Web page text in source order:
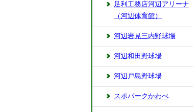
足利工務店河辺アリーナ
（河辺体育館）
河辺岩見三内野球場
河辺和田野球場
河辺戸島野球場
スポパークかわべ